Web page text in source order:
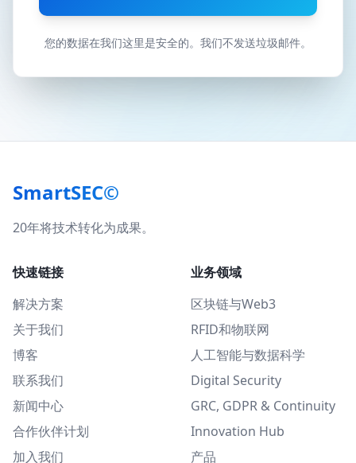
您的数据在我们这里是安全的。我们不发送垃圾邮件。
SmartSEC©
20年将技术转化为成果。
快速链接
解决方案
关于我们
博客
联系我们
新闻中心
合作伙伴计划
加入我们
业务领域
区块链与Web3
RFID和物联网
人工智能与数据科学
Digital Security
GRC, GDPR & Continuity
Innovation Hub
产品